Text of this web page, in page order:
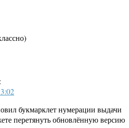
:
букмарклет нумерации выдачи
перетянуть обновлённую версию